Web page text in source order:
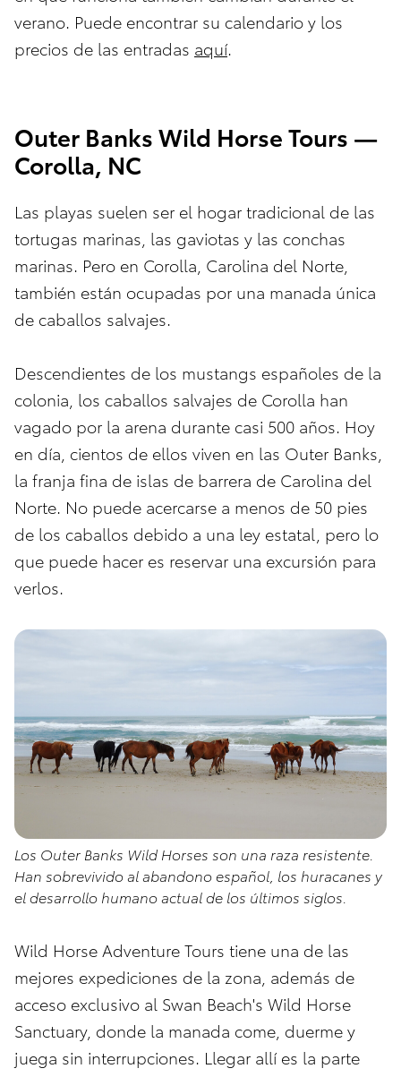
verano. Puede encontrar su calendario y los
precios de las entradas aquí.
Outer Banks Wild Horse Tours —
Corolla, NC
Las playas suelen ser el hogar tradicional de las
tortugas marinas, las gaviotas y las conchas
marinas. Pero en Corolla, Carolina del Norte,
también están ocupadas por una manada única
de caballos salvajes.
Descendientes de los mustangs españoles de la
colonia, los caballos salvajes de Corolla han
vagado por la arena durante casi 500 años. Hoy
en día, cientos de ellos viven en las Outer Banks,
la franja fina de islas de barrera de Carolina del
Norte. No puede acercarse a menos de 50 pies
de los caballos debido a una ley estatal, pero lo
que puede hacer es reservar una excursión para
verlos.
Los Outer Banks Wild Horses son una raza resistente.
Han sobrevivido al abandono español, los huracanes y
el desarrollo humano actual de los últimos siglos.
Wild Horse Adventure Tours tiene una de las
mejores expediciones de la zona, además de
acceso exclusivo al Swan Beach's Wild Horse
Sanctuary, donde la manada come, duerme y
juega sin interrupciones. Llegar allí es la parte